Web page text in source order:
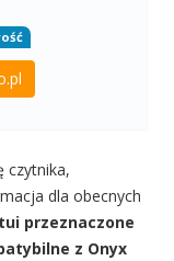
czytnika,
dla obecnych
przeznaczone
z Onyx